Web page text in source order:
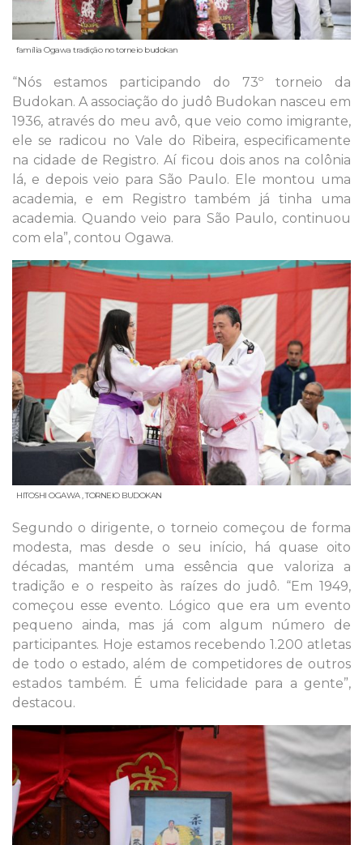
família Ogawa tradição no torneio budokan
“Nós estamos participando do 73º torneio da
Budokan. A associação do judô Budokan nasceu em
1936, através do meu avô, que veio como imigrante,
ele se radicou no Vale do Ribeira, especificamente
na cidade de Registro. Aí ficou dois anos na colônia
lá, e depois veio para São Paulo. Ele montou uma
academia, e em Registro também já tinha uma
academia. Quando veio para São Paulo, continuou
com ela”, contou Ogawa.
HITOSHI OGAWA , TORNEIO BUDOKAN
Segundo o dirigente, o torneio começou de forma
modesta, mas desde o seu início, há quase oito
décadas, mantém uma essência que valoriza a
tradição e o respeito às raízes do judô. “Em 1949,
começou esse evento. Lógico que era um evento
pequeno ainda, mas já com algum número de
participantes. Hoje estamos recebendo 1.200 atletas
de todo o estado, além de competidores de outros
estados também. É uma felicidade para a gente”,
destacou.